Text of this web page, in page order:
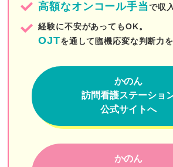
こころ訪問看護リハビリステーショ
ゆい訪問看護ステーション
ひかり訪問看護リハビリステーション
よぞら訪問看護ステーション
stella訪問看護ステーション
花と森の訪問看護ステーションペンギ
高額なオンコール手当で収
経験に不安があってもOK。
OJTを通して臨機応変な判断力
かのん
訪問看護ステーショ
公式サイトへ
かのん